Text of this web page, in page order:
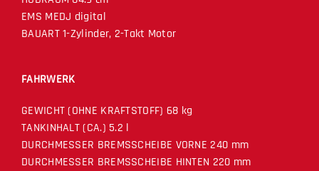
EMS MEDJ digital
BAUART 1-Zylinder, 2-Takt Motor
FAHRWERK
GEWICHT (OHNE KRAFTSTOFF) 68 kg
TANKINHALT (CA.) 5.2 l
DURCHMESSER BREMSSCHEIBE VORNE 240 mm
DURCHMESSER BREMSSCHEIBE HINTEN 220 mm